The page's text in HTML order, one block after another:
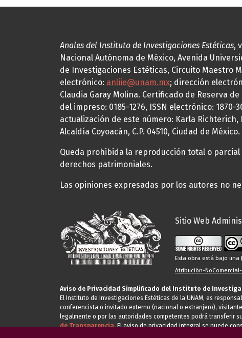
Anales del Instituto de Investigaciones Estéticas,
Nacional Autónoma de México, Avenida
de Investigaciones Estéticas, Circuito Maestro
electrónico: anliie@unam.mx; dirección
Claudia Garay Molina. Certificado de Reserva
del impreso: 0185-1276, ISSN electrónico:
actualización de este número: Karla
Alcaldía Coyoacán, C.P. 04510, Ciudad de
Queda prohibida la reproducción total o
derechos patrimoniales.
Las opiniones expresadas por los autores no
Sitio Web
Esta obra está bajo una
Atribución-
Aviso de Privacidad Simplificado del Instituto de
El Instituto de Investigaciones Estéticas de la UNAM, es
conferencista o invitado externo (nacional o extranjero),
legalmente o por las autoridades competentes podrá transferir
de Transparencia.El aviso de privacidad integral se puede